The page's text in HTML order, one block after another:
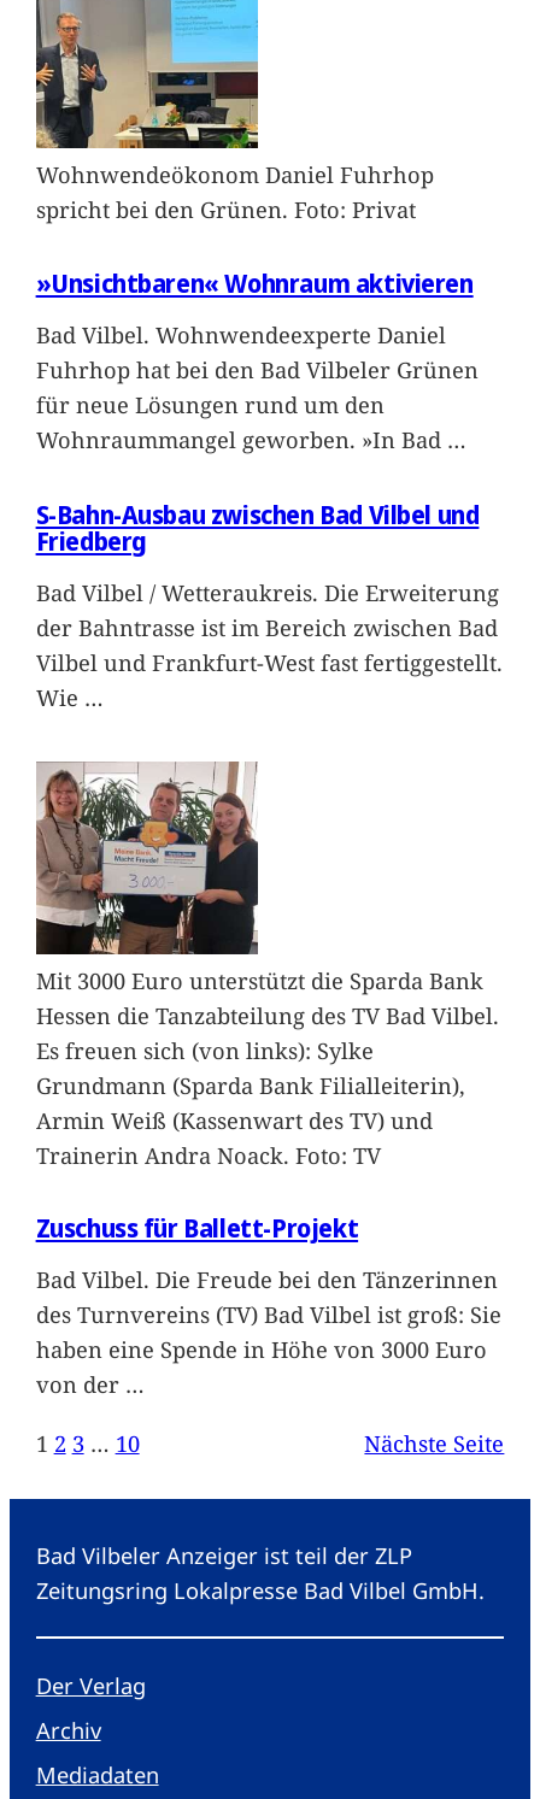
Wohnwendeökonom Daniel Fuhrhop
spricht bei den Grünen. Foto: Privat
»Unsichtbaren« Wohnraum aktivieren
Bad Vilbel. Wohnwendeexperte Daniel
Fuhrhop hat bei den Bad Vilbeler Grünen
für neue Lösungen rund um den
Wohnraummangel geworben. »In Bad …
S-Bahn-Ausbau zwischen Bad Vilbel und
Friedberg
Bad Vilbel / Wetteraukreis. Die Erweiterung
der Bahntrasse ist im Bereich zwischen Bad
Vilbel und Frankfurt-West fast fertiggestellt.
Wie …
Mit 3000 Euro unterstützt die Sparda Bank
Hessen die Tanzabteilung des TV Bad Vilbel.
Es freuen sich (von links): Sylke
Grundmann (Sparda Bank Filialleiterin),
Armin Weiß (Kassenwart des TV) und
Trainerin Andra Noack. Foto: TV
Zuschuss für Ballett-Projekt
Bad Vilbel. Die Freude bei den Tänzerinnen
des Turnvereins (TV) Bad Vilbel ist groß: Sie
haben eine Spende in Höhe von 3000 Euro
von der …
1 2 3 … 10 Nächste Seite
Bad Vilbeler Anzeiger ist teil der ZLP
Zeitungsring Lokalpresse Bad Vilbel GmbH.
Der Verlag
Archiv
Mediadaten